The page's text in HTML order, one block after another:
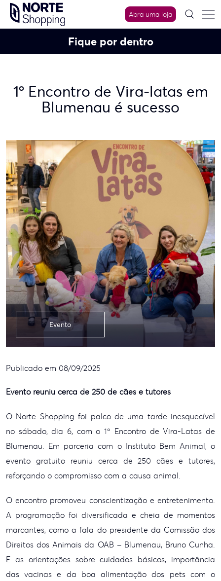
Skip
content
Abra uma loja
Fique por dentro
1º Encontro de Vira-latas em
Blumenau é sucesso
Evento
Publicado em 08/09/2025
Evento reuniu cerca de 250 de cães e tutores
O Norte Shopping foi palco de uma tarde inesquecível
no sábado, dia 6, com o 1º Encontro de Vira-Latas de
Blumenau. Em parceria com o Instituto Bem Animal, o
evento gratuito reuniu cerca de 250 cães e tutores,
reforçando o compromisso com a causa animal.
O encontro promoveu conscientização e entretenimento.
A programação foi diversificada e cheia de momentos
marcantes, como a fala do presidente da Comissão dos
Direitos dos Animais da OAB – Blumenau, Bruno Cunha.
E as orientações sobre cuidados básicos, importância
das vacinas e da boa alimentação dos pets com o